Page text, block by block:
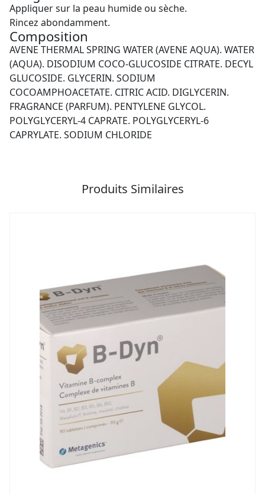
Appliquer sur la peau humide ou sèche.
Rincez abondamment.
Composition
AVENE THERMAL SPRING WATER (AVENE AQUA). WATER
(AQUA). DISODIUM COCO-GLUCOSIDE CITRATE. DECYL
GLUCOSIDE. GLYCERIN. SODIUM
COCOAMPHOACETATE. CITRIC ACID. DIGLYCERIN.
FRAGRANCE (PARFUM). PENTYLENE GLYCOL.
POLYGLYCERYL-4 CAPRATE. POLYGLYCERYL-6
CAPRYLATE. SODIUM CHLORIDE
Produits Similaires